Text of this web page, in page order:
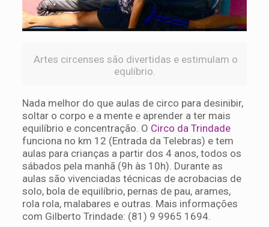
Artes circenses são divertidas e estimulam o
equlíbrio.
Nada melhor do que aulas de circo para desinibir,
soltar o corpo e a mente e aprender a ter mais
equilíbrio e concentração. O Circo da Trindade
funciona no km 12 (Entrada da Telebras) e tem
aulas para crianças a partir dos 4 anos, todos os
sábados pela manhã (9h às 10h). Durante as
aulas são vivenciadas técnicas de acrobacias de
solo, bola de equilíbrio, pernas de pau, arames,
rola rola, malabares e outras. Mais informações
com Gilberto Trindade: (81) 9 9965 1694.